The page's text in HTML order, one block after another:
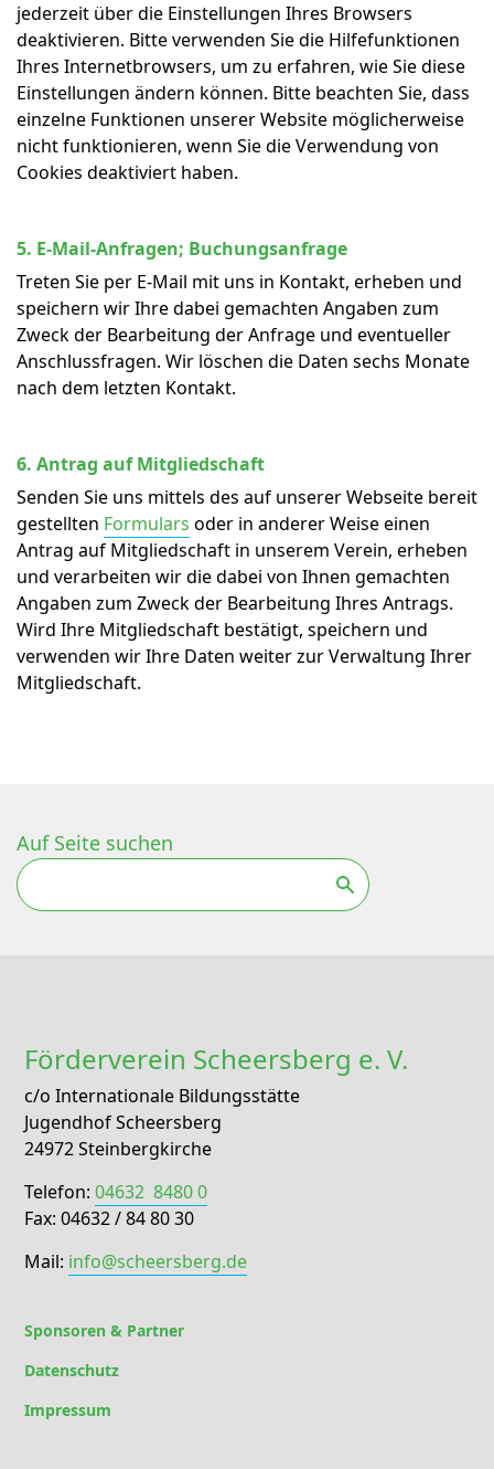
jederzeit über die Einstellungen Ihres Browsers
deaktivieren. Bitte verwenden Sie die Hilfefunktionen
Ihres Internetbrowsers, um zu erfahren, wie Sie diese
Einstellungen ändern können. Bitte beachten Sie, dass
einzelne Funktionen unserer Website möglicherweise
nicht funktionieren, wenn Sie die Verwendung von
Cookies deaktiviert haben.
5. E-Mail-Anfragen; Buchungsanfrage
Treten Sie per E-Mail mit uns in Kontakt, erheben und
speichern wir Ihre dabei gemachten Angaben zum
Zweck der Bearbeitung der Anfrage und eventueller
Anschlussfragen. Wir löschen die Daten sechs Monate
nach dem letzten Kontakt.
6. Antrag auf Mitgliedschaft
Senden Sie uns mittels des auf unserer Webseite bereit
gestellten Formulars oder in anderer Weise einen
Antrag auf Mitgliedschaft in unserem Verein, erheben
und verarbeiten wir die dabei von Ihnen gemachten
Angaben zum Zweck der Bearbeitung Ihres Antrags.
Wird Ihre Mitgliedschaft bestätigt, speichern und
verwenden wir Ihre Daten weiter zur Verwaltung Ihrer
Mitgliedschaft.
Auf Seite suchen
Suchen
Förderverein Scheersberg e. V.
c/o Internationale Bildungsstätte
Jugendhof Scheersberg
24972 Steinbergkirche
Telefon: 04632 8480 0
Fax: 04632 / 84 80 30
Mail: info@scheersberg.de
Sponsoren & Partner
Datenschutz
Impressum